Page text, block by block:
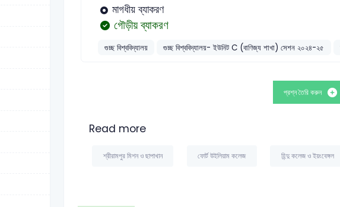
মাগধীয় ব্যাকরণ
গৌড়ীয় ব্যাকরণ
গুচ্ছ বিশ্ববিদ্যালয় গুচ্ছ বিশ্ববিদ্যালয়- ইউনিট C (বাণিজ্য শাখা) সেশন ২০২৪-২৫
প্রশ্ন তৈরি করুন
Read more
শ্রীরামপুর মিশন ও ছাপাখান ফোর্ট উইলিয়াম কলেজ হিন্দু কলেজ ও ইয়ংবেঙ্গল